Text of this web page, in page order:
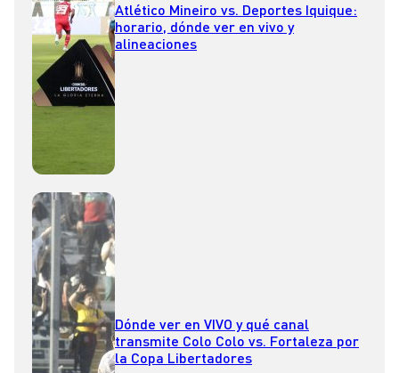
Atlético Mineiro vs. Deportes Iquique:
horario, dónde ver en vivo y
alineaciones
Dónde ver en VIVO y qué canal
transmite Colo Colo vs. Fortaleza por
la Copa Libertadores